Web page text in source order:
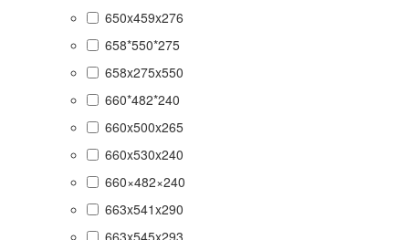
650x459x276
658*550*275
658x275x550
660*482*240
660x500x265
660x530x240
660×482×240
663x541x290
663x545x293